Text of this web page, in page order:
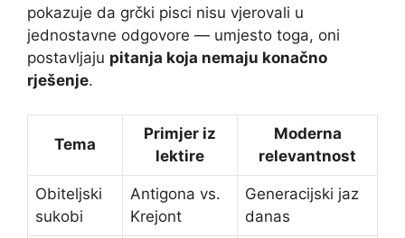
pokazuje da grčki pisci nisu vjerovali u
jednostavne odgovore — umjesto toga, oni
postavljaju pitanja koja nemaju konačno
rješenje.
Tema
Primjer iz
lektire
Moderna
relevantnost
Obiteljski
sukobi
Antigona vs.
Krejont
Generacijski jaz
danas